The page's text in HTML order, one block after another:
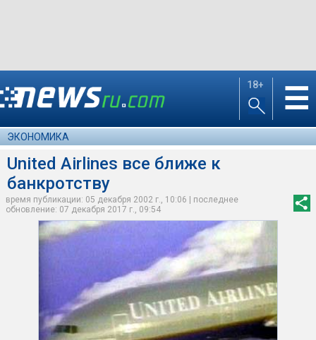
18+ ☰
ЭКОНОМИКА
United Airlines все ближе к
банкротству
время публикации: 05 декабря 2002 г., 10:06 | последнее
обновление: 07 декабря 2017 г., 09:54